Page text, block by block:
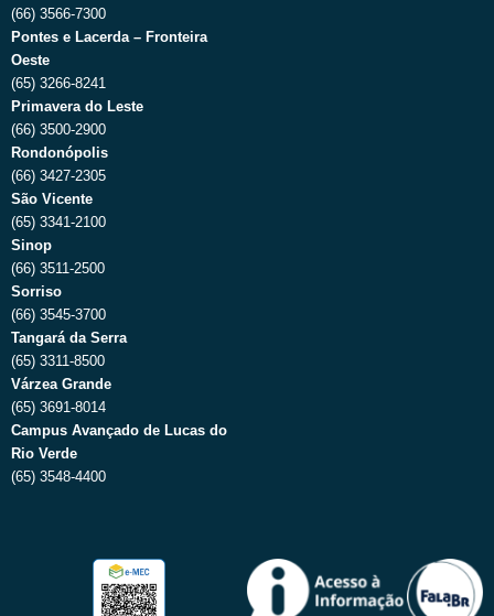
(66) 3566-7300
Pontes e Lacerda – Fronteira
Oeste
(65) 3266-8241
Primavera do Leste
(66) 3500-2900
Rondonópolis
(66) 3427-2305
São Vicente
(65) 3341-2100
Sinop
(66) 3511-2500
Sorriso
(66) 3545-3700
Tangará da Serra
(65) 3311-8500
Várzea Grande
(65) 3691-8014
Campus Avançado de Lucas do
Rio Verde
(65) 3548-4400